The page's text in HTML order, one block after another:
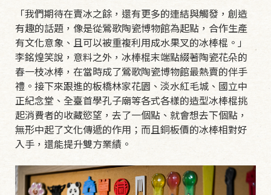
「我們期待在賣冰之餘，還有更多的連結與觸發，創造
有趣的話題，像是從鶯歌陶瓷博物館為起點，合作生產
有文化意象、且可以被重複利用成水果叉的冰棒棍。」
李銘煌笑說，意料之外，冰棒棍末端點綴著陶瓷花朵的
春一枝冰棒，在當時成了鶯歌陶瓷博物館最熱賣的伴手
禮。接下來跟進的板橋林家花園、淡水紅毛城、國立中
正紀念堂、全臺首學孔子廟等各式各樣的造型冰棒棍挑
起消費者的收藏慾望，去了一個點、就會想去下個點，
無形中起了文化傳遞的作用；而且銅板價的冰棒相對好
入手，還能提升雙方業績。